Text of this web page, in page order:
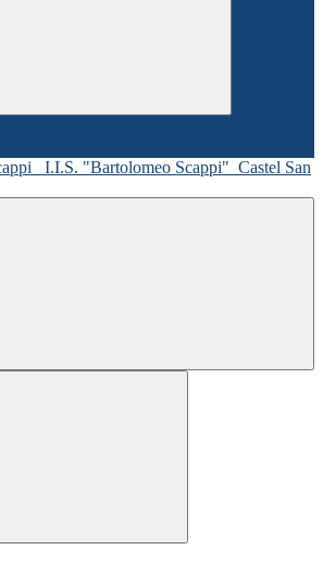
I.I.S. "Bartolomeo Scappi" Castel San